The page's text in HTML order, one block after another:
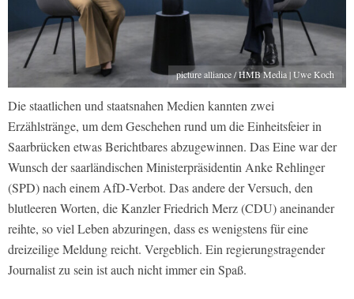
picture alliance / HMB Media | Uwe Koch
Die staatlichen und staatsnahen Medien kannten zwei
Erzählstränge, um dem Geschehen rund um die Einheitsfeier in
Saarbrücken etwas Berichtbares abzugewinnen. Das Eine war der
Wunsch der saarländischen Ministerpräsidentin Anke Rehlinger
(SPD) nach einem AfD-Verbot. Das andere der Versuch, den
blutleeren Worten, die Kanzler Friedrich Merz (CDU) aneinander
reihte, so viel Leben abzuringen, dass es wenigstens für eine
dreizeilige Meldung reicht. Vergeblich. Ein regierungstragender
Journalist zu sein ist auch nicht immer ein Spaß.